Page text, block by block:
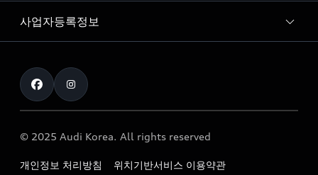
아우디 모델 비교하기
아우디 공식 인증 중고차
The new Audi A6 Taste Drive 이벤트
Audi Connect
myAudiworld
내비게이션 데이터 다운로드
아우디 영상 매뉴얼
아우디 브랜드
Formula 1
Audi Story
아우디코리아 소식
아우디코리아 소개
사업자등록정보
통신판매업신고번호 : 2024-서울종로-1079
대표자명 : 틸 셰어
딩)
이메일 : audi_m@audi-ccc.co.kr
© 2025 Audi Korea. All rights reserved
개인정보 처리방침
위치기반서비스 이용약관